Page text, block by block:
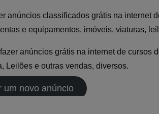
anúncios classificados grátis na internet
e equipamentos, imóveis, viaturas,
anúncios grátis na internet de cursos
Leilões e outras vendas, diversos.
um novo anúncio